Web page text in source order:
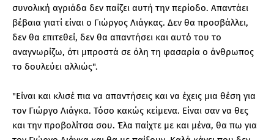
συνολική αγριάδα δεν παίζει αυτή την περίοδο. Απαντάει
βέβαια γιατί είναι ο Γιώργος Λιάγκας. Δεν θα προσβάλλει,
δεν θα επιτεθεί, δεν θα απαντήσει και αυτό του το
αναγνωρίζω, ότι μπροστά σε όλη τη φασαρία ο άνθρωπος
το δουλεύει αλλιώς".
"Είναι και κλισέ πια να απαντήσεις και να έχεις μια θέση για
τον Γιώργο Λιάγκα. Τόσο κακώς κείμενα. Είναι σαν να θες
και την προβολίτσα σου. Έλα παίχτε με και μένα, θα πω για